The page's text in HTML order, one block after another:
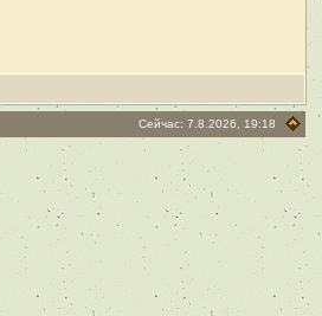
Сейчас: 7.8.2026, 19:18